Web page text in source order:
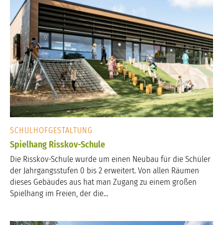
SCHULHOFGESTALTUNG
Spielhang Risskov-Schule
Die Risskov-Schule wurde um einen Neubau für die Schüler
der Jahrgangsstufen 0 bis 2 erweitert. Von allen Räumen
dieses Gebäudes aus hat man Zugang zu einem großen
Spielhang im Freien, der die...